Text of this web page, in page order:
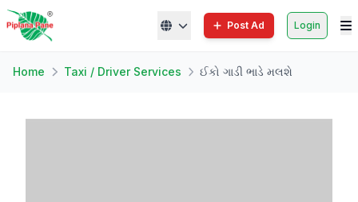
Post Ad Login
Home Taxi / Driver Services ઈકો ગાડી ભાડે મલશે